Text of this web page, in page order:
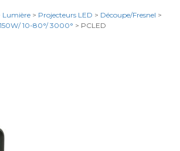
Lumière > Projecteurs LED > Découpe/Fresnel >
10-80°/ 3000° > PCLED